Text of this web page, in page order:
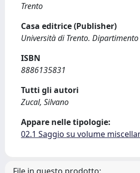
Trento
Casa editrice (Publisher)
Università di Trento.
ISBN
8886135831
Tutti gli autori
Zucal, Silvano
Appare nelle tipologie:
02.1 Saggio su volume